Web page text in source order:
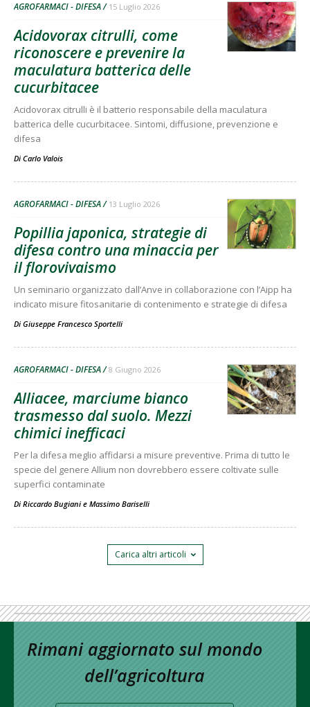
AGROFARMACI - DIFESA 15 Luglio 2026
Acidovorax citrulli, come
riconoscere e prevenire la
maculatura batterica delle
cucurbitacee
Acidovorax citrulli è il batterio responsabile della maculatura
batterica delle cucurbitacee. Sintomi, diffusione, prevenzione e
difesa
Di Carlo Valois
AGROFARMACI - DIFESA 13 Luglio 2026
Popillia japonica, strategie di
difesa contro una minaccia per
il florovivaismo
Un seminario organizzato dall’Anve in collaborazione con l’Aipp ha
indicato misure fitosanitarie di contenimento e strategie di difesa
Di Giuseppe Francesco Sportelli
AGROFARMACI - DIFESA 8 Giugno 2026
Alliacee, marciume bianco
trasmesso dal suolo. Mezzi
chimici inefficaci
Per la difesa meglio affidarsi a misure preventive. Prima di tutto le
specie del genere Allium non dovrebbero essere coltivate sulle
superfici contaminate
Di Riccardo Bugiani e Massimo Bariselli
Carica altri articoli
Rimani aggiornato sul mondo
dell’agricoltura